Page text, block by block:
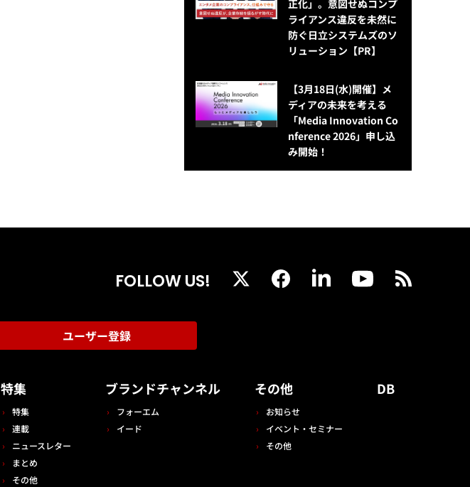
正化」。意図せぬコンプ
ライアンス違反を未然に
防ぐ日立システムズのソ
リューション​【PR】
【3月18日(水)開催】メ
ディアの未来を考える
「Media Innovation Co
nference 2026」申し込
み開始！
FOLLOW US!
ユーザー登録
特集
特集
連載
ニュースレター
まとめ
その他
ブランドチャンネル
フォーエム
イード
その他
お知らせ
イベント・セミナー
その他
DB